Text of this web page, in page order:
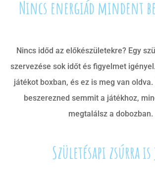
Nincs energiád mindent
Nincs időd az előkészületekre? Egy
szervezése sok időt és figyelmet
játékot boxban, és ez is meg van
beszerezned semmit a játékhoz,
megtalálsz a dobozban.
Születésapi zsúrra